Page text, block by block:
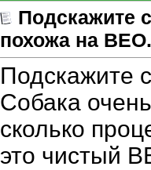
Подскажите
похожа на ВЕО.
Подскажите
Собака
сколько
это чистый